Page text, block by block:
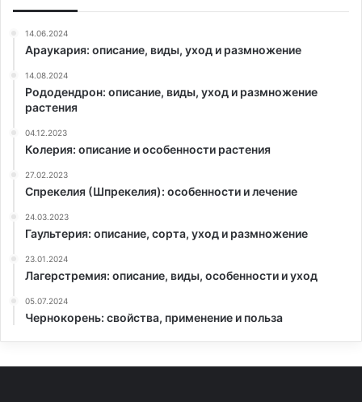
14.06.2024
Араукария: описание, виды, уход и размножение
14.08.2024
Рододендрон: описание, виды, уход и размножение
растения
04.12.2023
Колерия: описание и особенности растения
27.02.2023
Спрекелия (Шпрекелия): особенности и лечение
24.03.2023
Гаультерия: описание, сорта, уход и размножение
23.01.2024
Лагерстремия: описание, виды, особенности и уход
05.07.2024
Чернокорень: свойства, применение и польза